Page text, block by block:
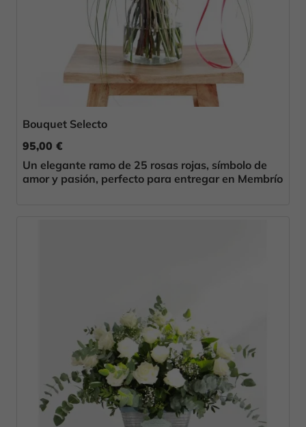
Bouquet Selecto
95,00 €
Un elegante ramo de 25 rosas rojas, símbolo de
amor y pasión, perfecto para entregar en Membrío